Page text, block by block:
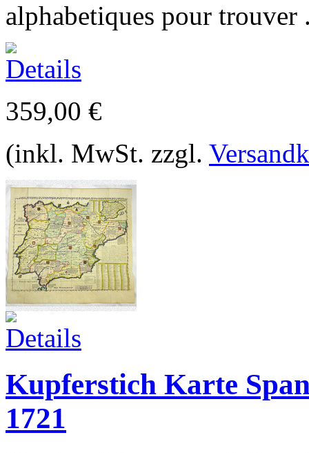
alphabetiques pour trouver
359,00 €
(inkl. MwSt. zzgl.
Kupferstich Karte
1721